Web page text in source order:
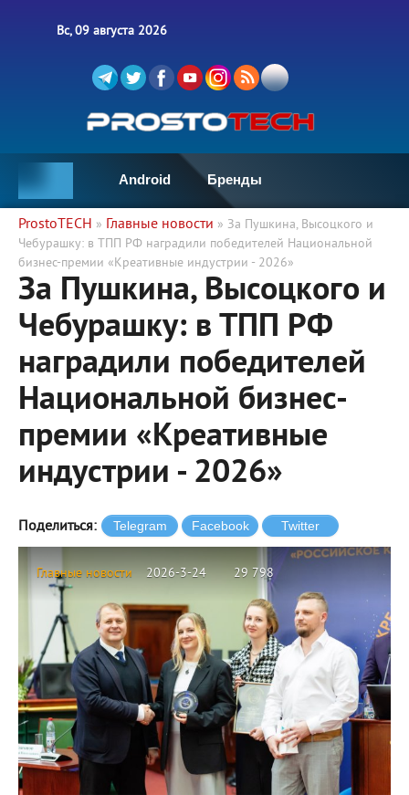
Вс, 09 августа 2026
Android Бренды
ProstoTECH » Главные новости » За Пушкина, Высоцкого и
Чебурашку: в ТПП РФ наградили победителей Национальной
бизнес-премии «Креативные индустрии - 2026»
За Пушкина, Высоцкого и
Чебурашку: в ТПП РФ
наградили победителей
Национальной бизнес-
премии «Креативные
индустрии - 2026»
Поделиться:
Главные новости 2026-3-24 29 798